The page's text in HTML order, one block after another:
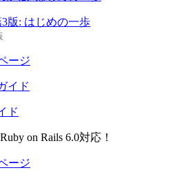
版: はじめの一歩
ージ
ド
on Rails 6.0対応！
ージ